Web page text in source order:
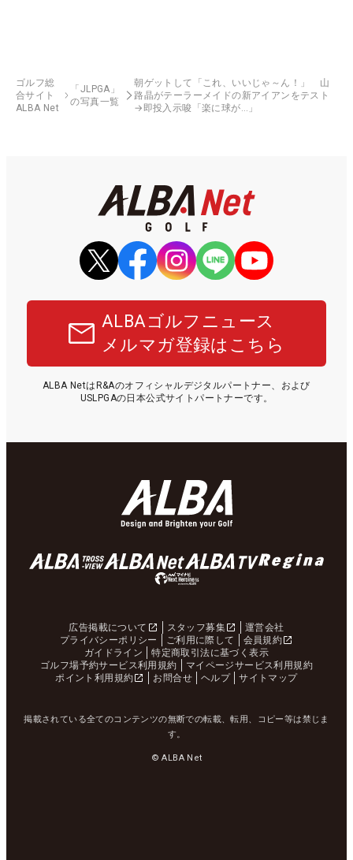
ゴルフ総
合サイト
ALBA Net
「JLPGA」
の写真一覧
朝ゲットして「これ、いいじゃ～ん！」 山
路晶がテーラーメイドの新アイアンをテスト
→即投入示唆「楽に球が…」
ALBAゴルフニュース
メルマガ登録はこちら
ALBA NetはR&Aのオフィシャルデジタルパートナー、および
USLPGAの日本公式サイトパートナーです。
広告掲載について スタッフ募集
運営会社
プライバシーポリシー
ご利用に際して
会員規約
ガイドライン
特定商取引法に基づく表示
ゴルフ場予約サービス利用規約
マイページサービス利用規約
ポイント利用規約
お問合せ ヘルプ サイトマップ
掲載されている全てのコンテンツの無断での転載、転用、コピー等は禁じま
す。
© ALBA Net